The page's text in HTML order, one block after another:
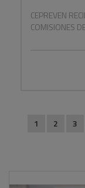
CEPREVEN
COMISIONES
1 2 3